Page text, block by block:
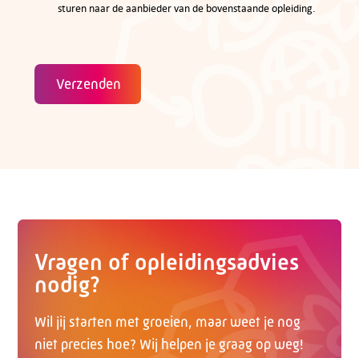
sturen naar de aanbieder van de bovenstaande opleiding.
Verzenden
Vragen of opleidingsadvies
nodig?
Wil jij starten met groeien, maar weet je nog
niet precies hoe? Wij helpen je graag op weg!